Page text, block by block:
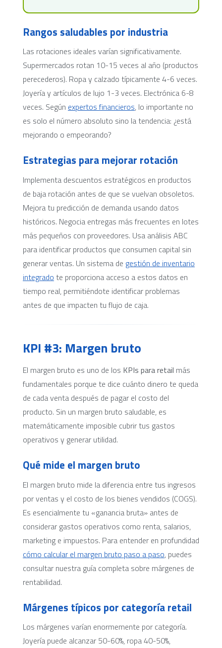
Rangos saludables por industria
Las rotaciones ideales varían significativamente.
Supermercados rotan 10-15 veces al año (productos
perecederos). Ropa y calzado típicamente 4-6 veces.
Joyería y artículos de lujo 1-3 veces. Electrónica 6-8
veces. Según expertos financieros, lo importante no
es solo el número absoluto sino la tendencia: ¿está
mejorando o empeorando?
Estrategias para mejorar rotación
Implementa descuentos estratégicos en productos
de baja rotación antes de que se vuelvan obsoletos.
Mejora tu predicción de demanda usando datos
históricos. Negocia entregas más frecuentes en lotes
más pequeños con proveedores. Usa análisis ABC
para identificar productos que consumen capital sin
generar ventas. Un sistema de gestión de inventario
integrado te proporciona acceso a estos datos en
tiempo real, permitiéndote identificar problemas
antes de que impacten tu flujo de caja.
KPI #3: Margen bruto
El margen bruto es uno de los KPIs para retail más
fundamentales porque te dice cuánto dinero te queda
de cada venta después de pagar el costo del
producto. Sin un margen bruto saludable, es
matemáticamente imposible cubrir tus gastos
operativos y generar utilidad.
Qué mide el margen bruto
El margen bruto mide la diferencia entre tus ingresos
por ventas y el costo de los bienes vendidos (COGS).
Es esencialmente tu «ganancia bruta» antes de
considerar gastos operativos como renta, salarios,
marketing e impuestos. Para entender en profundidad
cómo calcular el margen bruto paso a paso, puedes
consultar nuestra guía completa sobre márgenes de
rentabilidad.
Márgenes típicos por categoría retail
Los márgenes varían enormemente por categoría.
Joyería puede alcanzar 50-60%, ropa 40-50%,